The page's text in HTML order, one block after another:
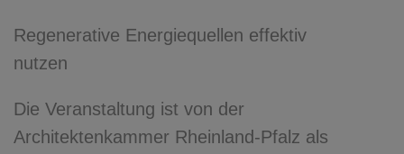
Regenerative Energiequellen effektiv
nutzen
Die Veranstaltung ist von der
Architektenkammer Rheinland-Pfalz als